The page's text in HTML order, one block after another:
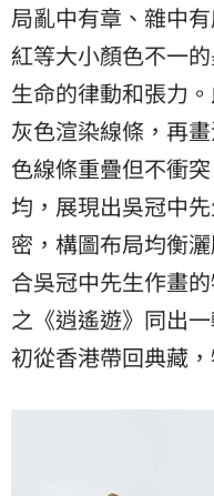
局亂中有章、雜中
紅等大小顏色不一
生命的律動和張力
灰色渲染線條，再
色線條重疊但不衝
均，展現出吳冠中
密，構圖布局均衡
合吳冠中先生作畫
之《逍遙遊》同出
初從香港帶回典藏